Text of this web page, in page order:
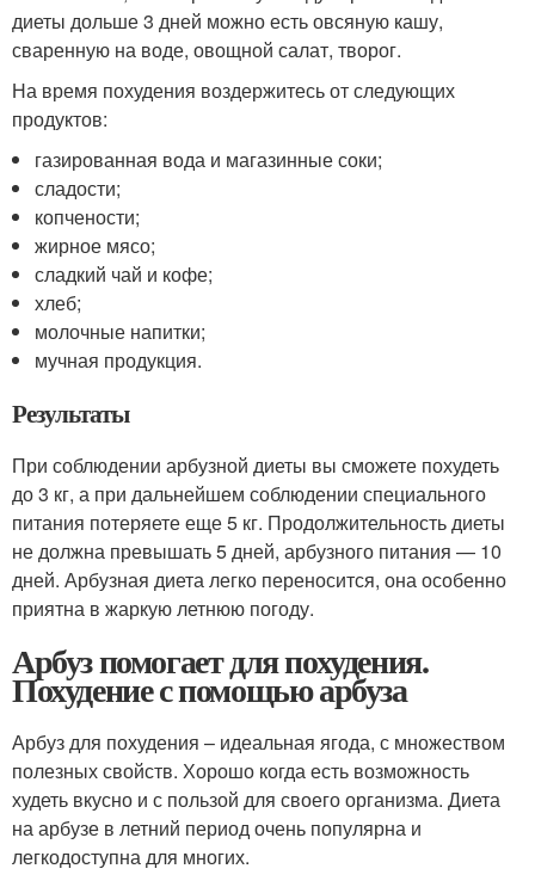
диеты дольше 3 дней можно есть овсяную кашу,
сваренную на воде, овощной салат, творог.
На время похудения воздержитесь от следующих
продуктов:
газированная вода и магазинные соки;
сладости;
копчености;
жирное мясо;
сладкий чай и кофе;
хлеб;
молочные напитки;
мучная продукция.
Результаты
При соблюдении арбузной диеты вы сможете похудеть
до 3 кг, а при дальнейшем соблюдении специального
питания потеряете еще 5 кг. Продолжительность диеты
не должна превышать 5 дней, арбузного питания — 10
дней. Арбузная диета легко переносится, она особенно
приятна в жаркую летнюю погоду.
Арбуз помогает для похудения.
Похудение с помощью арбуза
Арбуз для похудения – идеальная ягода, с множеством
полезных свойств. Хорошо когда есть возможность
худеть вкусно и с пользой для своего организма. Диета
на арбузе в летний период очень популярна и
легкодоступна для многих.